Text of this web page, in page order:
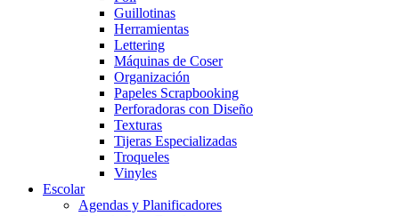
Guillotinas
Herramientas
Lettering
Máquinas de Coser
Organización
Papeles Scrapbooking
Perforadoras con Diseño
Texturas
Tijeras Especializadas
Troqueles
Vinyles
Escolar
Agendas y Planificadores